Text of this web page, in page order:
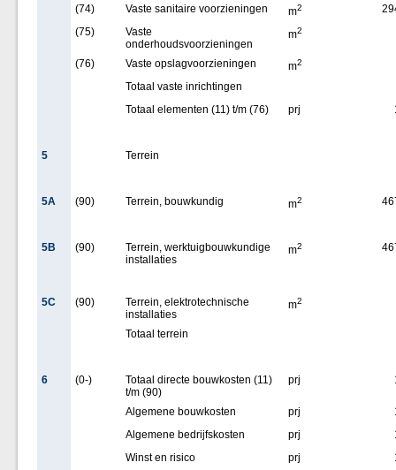
(74)
Vaste sanitaire voorzieningen m2
(75)
Vaste
onderhoudsvoorzieningen
m2
(76) Vaste opslagvoorzieningen m2
Totaal vaste inrichtingen
Totaal elementen (11) t/m (76)
prj
5 Terrein
5A (90) Terrein, bouwkundig m2
5B (90)
Terrein, werktuigbouwkundige
installaties
m2
5C (90)
Terrein, elektrotechnische
installaties
m2
Totaal terrein
6 (0-)
Totaal directe bouwkosten (11)
t/m (90)
prj
Algemene bouwkosten prj
Algemene bedrijfskosten
prj
Winst en risico
prj